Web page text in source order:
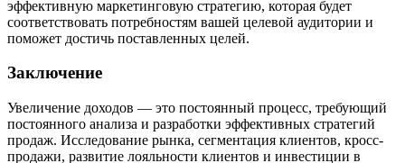
эффективную маркетинговую стратегию, которая будет
соответствовать потребностям вашей целевой аудитории и
поможет достичь поставленных целей.
Заключение
Увеличение доходов — это постоянный процесс, требующий
постоянного анализа и разработки эффективных стратегий
продаж. Исследование рынка, сегментация клиентов, кросс-
продажи, развитие лояльности клиентов и инвестиции в